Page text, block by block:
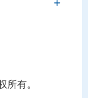
所有。